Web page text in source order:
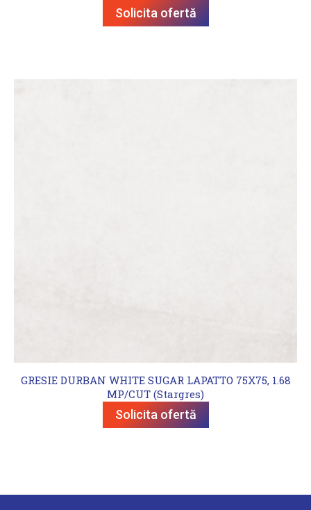
Solicita ofertă
GRESIE DURBAN WHITE SUGAR LAPATTO 75X75, 1.68
MP/CUT (Stargres)
Solicita ofertă